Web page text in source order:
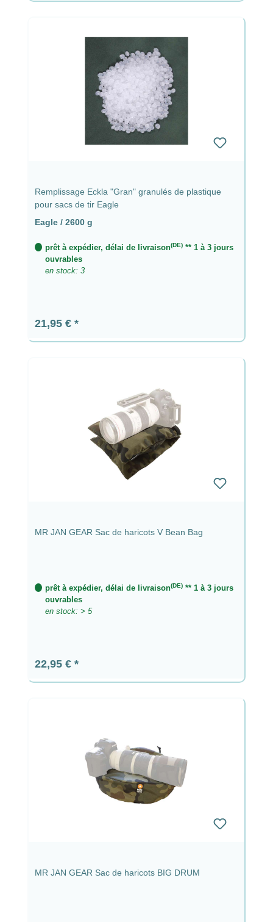
Remplissage Eckla "Gran" granulés de plastique
pour sacs de tir Eagle
Eagle / 2600 g
prêt à expédier, délai de livraison(DE)** 1 à 3 jours
ouvrables
en stock: 3
Prix régulier :
21,95 €
MR JAN GEAR Sac de haricots V Bean Bag
prêt à expédier, délai de livraison(DE)** 1 à 3 jours
ouvrables
en stock: > 5
Prix régulier :
22,95 €
MR JAN GEAR Sac de haricots BIG DRUM